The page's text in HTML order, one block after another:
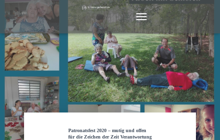
N
A
V
I
G
A
T
I
O
N
S
Patronatsfest 2020 – mutig und offen
für die Zeichen der Zeit Verantwortung